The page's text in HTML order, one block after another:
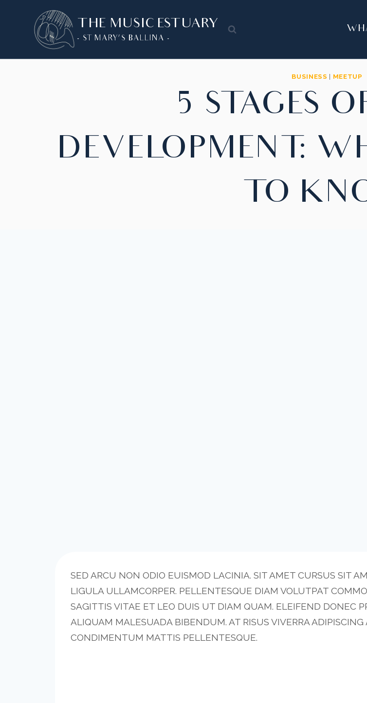
CONTENT
THE MUSIC ESTUARY
- ST MARY'S BALLINA -
BUSINESS | MEETUP
5 STAGES
DEVELOPMENT:
TO
SED ARCU NON ODIO EUISMOD LACINIA. SIT AMET CURSUS SIT
LIGULA ULLAMCORPER. PELLENTESQUE DIAM VOLUTPAT
SAGITTIS VITAE ET LEO DUIS UT DIAM QUAM. ELEIFEND DONEC
ALIQUAM MALESUADA BIBENDUM. AT RISUS VIVERRA
CONDIMENTUM MATTIS PELLENTESQUE.